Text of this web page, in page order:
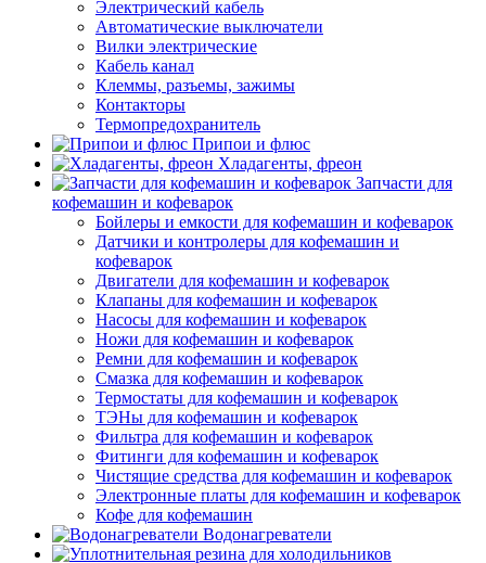
Электрический кабель
Автоматические выключатели
Вилки электрические
Кабель канал
Клеммы, разъемы, зажимы
Контакторы
Термопредохранитель
Припои и флюс
Хладагенты, фреон
Запчасти для
кофемашин и кофеварок
Бойлеры и емкости для кофемашин и кофеварок
Датчики и контролеры для кофемашин и
кофеварок
Двигатели для кофемашин и кофеварок
Клапаны для кофемашин и кофеварок
Насосы для кофемашин и кофеварок
Ножи для кофемашин и кофеварок
Ремни для кофемашин и кофеварок
Смазка для кофемашин и кофеварок
Термостаты для кофемашин и кофеварок
ТЭНы для кофемашин и кофеварок
Фильтра для кофемашин и кофеварок
Фитинги для кофемашин и кофеварок
Чистящие средства для кофемашин и кофеварок
Электронные платы для кофемашин и кофеварок
Кофе для кофемашин
Водонагреватели